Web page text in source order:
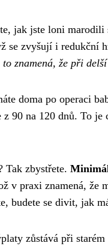
jak jste loni marodili
se zvyšují i redukční
znamená, že při
doma po operaci
z 90 na 120 dnů. To
Tak zbystřete.
v praxi znamená, že
budete se divit, jak
zůstává při